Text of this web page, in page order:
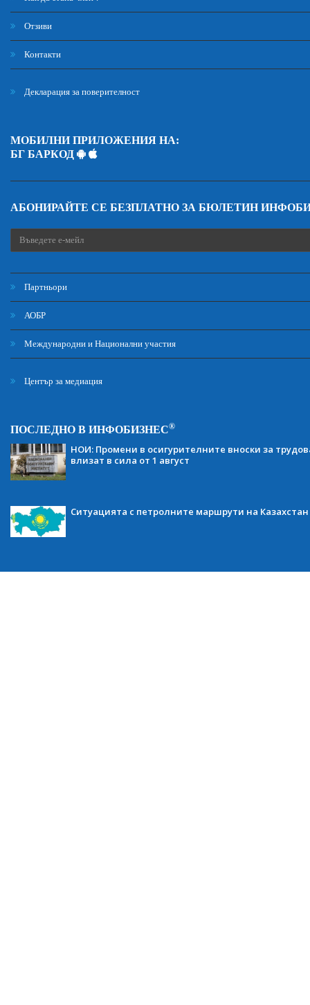
Отзиви
Контакти
Декларация за поверителност
МОБИЛНИ ПРИЛОЖЕНИЯ НА:
БГ БАРКОД
АБОНИРАЙТЕ СЕ БЕЗПЛАТНО ЗА БЮЛЕТИН
Партньори
АОБР
Международни и Национални участия
Център за медиация
ПОСЛЕДНО В ИНФОБИЗНЕС®
НОИ: Промени в осигурителните вноски за
влизат в сила от 1 август
Ситуацията с петролните маршрути на Казахстан